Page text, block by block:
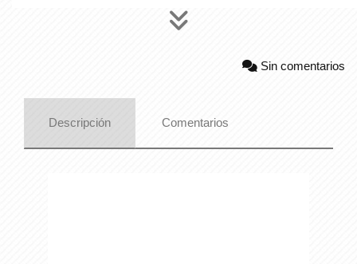
Sin comentarios
Descripción Comentarios